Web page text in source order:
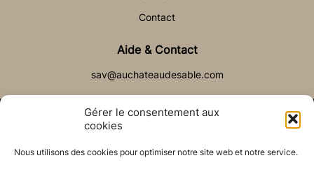
Gérer le consentement aux
cookies
Nous utilisons des cookies pour optimiser notre site web et notre service.
Contact
Aide & Contact
sav@auchateaudesable.com